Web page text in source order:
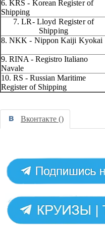
6. KRS - Korean Register of
Shipping
7. LR- Lloyd Register of
Shipping
8.NKK- NipponKaiji Kyokai
9. RINA- Registro Italiano
Navale
10. RS - Russian Maritime
Register of Shipping
Вконтакте ()